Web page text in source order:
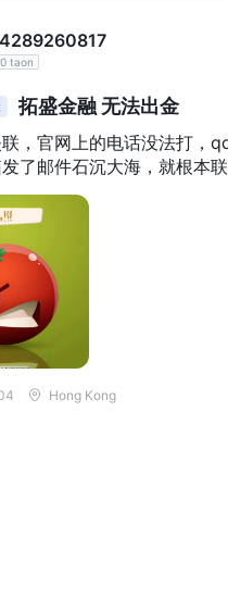
taon
拓盛金融 无法出金
，官网上的电话没法打，
了邮件石沉大海，就根本
Hong Kong